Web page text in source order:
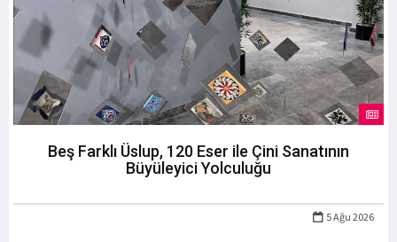
Beş Farklı Üslup, 120 Eser ile Çini Sanatının
Büyüleyici Yolculuğu
5 Ağu 2026